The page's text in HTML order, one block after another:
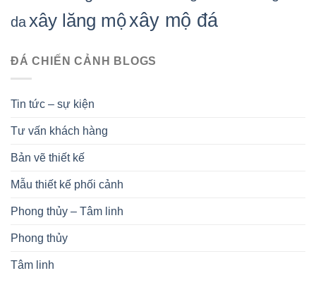
daxây lăng mộxây mộ đá
ĐÁ CHIẾN CẢNH BLOGS
Tin tức – sự kiện
Tư vấn khách hàng
Bản vẽ thiết kế
Mẫu thiết kế phối cảnh
Phong thủy – Tâm linh
Phong thủy
Tâm linh